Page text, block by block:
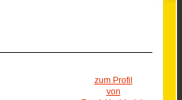
zum Profil
von